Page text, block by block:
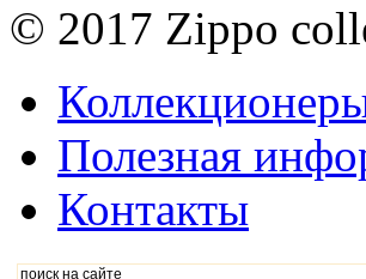
© 2017 Zippo
Полезная
Контакты